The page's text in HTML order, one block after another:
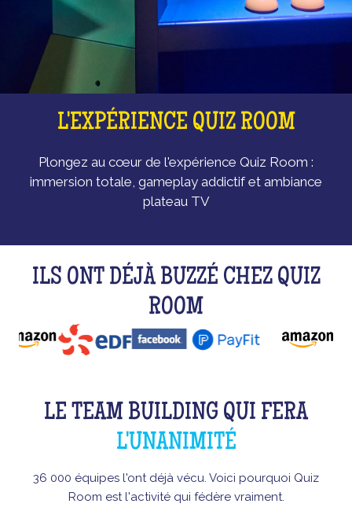
L'EXPÉRIENCE QUIZ ROOM
Plongez au cœur de l'expérience Quiz Room :
immersion totale, gameplay addictif et ambiance
plateau TV
ILS ONT DÉJÀ BUZZÉ CHEZ QUIZ
ROOM
LE TEAM BUILDING QUI FERA
L'UNANIMITÉ
36 000 équipes l'ont déjà vécu. Voici pourquoi Quiz
Room est l'activité qui fédère vraiment.